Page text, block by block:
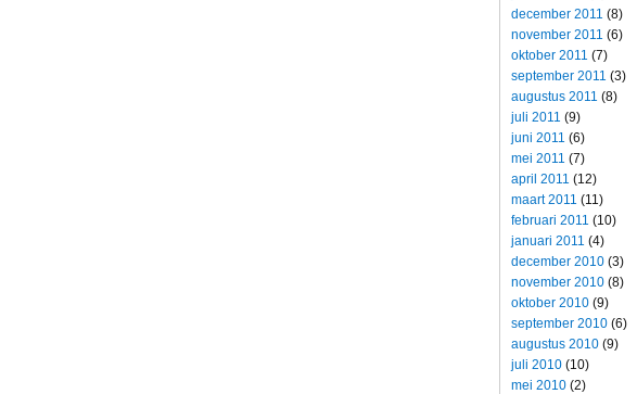
december 2011 (8)
november 2011 (6)
oktober 2011 (7)
september 2011 (3)
augustus 2011 (8)
juli 2011 (9)
juni 2011 (6)
mei 2011 (7)
april 2011 (12)
maart 2011 (11)
februari 2011 (10)
januari 2011 (4)
december 2010 (3)
november 2010 (8)
oktober 2010 (9)
september 2010 (6)
augustus 2010 (9)
juli 2010 (10)
mei 2010 (2)